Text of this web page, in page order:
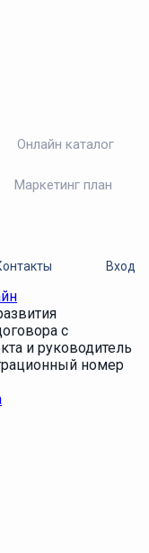
Онлайн каталог
Маркетинг план
Вход
с
и руководитель
номер